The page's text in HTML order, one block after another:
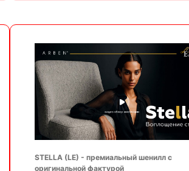
STELLA (LE) - премиальный шенилл с
оригинальной фактурой